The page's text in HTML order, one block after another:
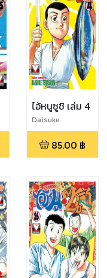
ไอ้หนูซูชิ เล่ม 4
Daisuke
Terasawa
85.00 ฿